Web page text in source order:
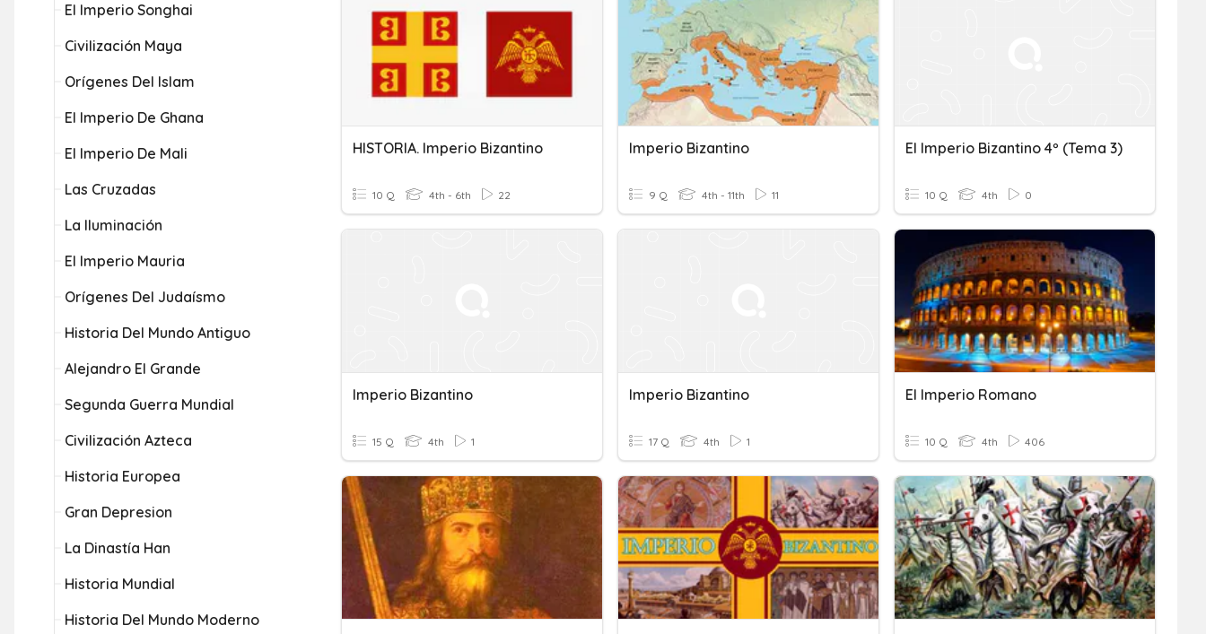
El Imperio Songhai
Civilización Maya
Orígenes Del Islam
El Imperio De Ghana
El Imperio De Mali
Las Cruzadas
La Iluminación
El Imperio Mauria
Orígenes Del Judaísmo
Historia Del Mundo Antiguo
Alejandro El Grande
Segunda Guerra Mundial
Civilización Azteca
Historia Europea
Gran Depresion
La Dinastía Han
Historia Mundial
Historia Del Mundo Moderno
HISTORIA. Imperio Bizantino
10 Q 4th - 6th 22
Imperio Bizantino
9 Q 4th - 11th 11
El Imperio Bizantino 4º (Tema 3)
10 Q 4th 0
Imperio Bizantino
15 Q 4th 1
Imperio Bizantino
17 Q 4th 1
El Imperio Romano
10 Q 4th 406